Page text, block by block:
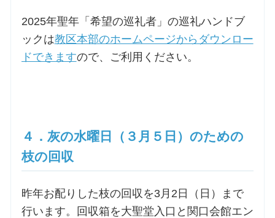
2025年聖年「希望の巡礼者」の巡礼ハンドブ
ックは教区本部のホームページからダウンロー
ドできますので、ご利用ください。
４．灰の水曜日（３月５日）のための
枝の回収
昨年お配りした枝の回収を3月2日（日）まで
行います。回収箱を大聖堂入口と関口会館エン